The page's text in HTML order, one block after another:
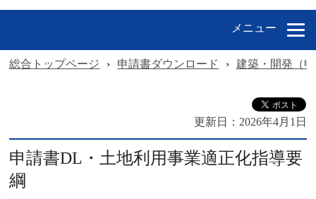
メニュー
総合トップページ › 申請書ダウンロード › 建築・開発（
更新日： 2026年4月1日
申請書DL・土地利用事業適正化指導要
綱